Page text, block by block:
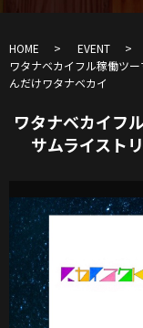
HOME
EVENT
ワタナベカイフル稼働ツ
んだけワタナベカイ
ワタナベカイフ
サムライスト